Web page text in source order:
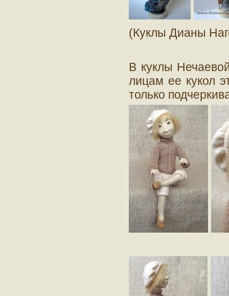
(Куклы Дианы
В куклы
лицам ее кукол
только